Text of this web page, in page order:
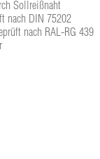
Sollreißnaht
nach DIN 75202
nach RAL-RG 439